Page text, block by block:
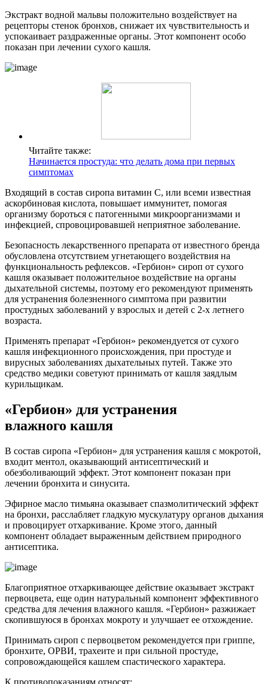
Экстракт водной мальвы положительно воздействует на
рецепторы стенок бронхов, снижает их чувствительность и
успокаивает раздраженные органы. Этот компонент особо
показан при лечении сухого кашля.
Читайте также:
Начинается простуда: что делать дома при первых
симптомах
Входящий в состав сиропа витамин С, или всеми известная
аскорбиновая кислота, повышает иммунитет, помогая
организму бороться с патогенными микроорганизмами и
инфекцией, спровоцировавшей неприятное заболевание.
Безопасность лекарственного препарата от известного бренда
обусловлена отсутствием угнетающего воздействия на
функциональность рефлексов. «Гербион» сироп от сухого
кашля оказывает положительное воздействие на органы
дыхательной системы, поэтому его рекомендуют применять
для устранения болезненного симптома при развитии
простудных заболеваний у взрослых и детей с 2-х летнего
возраста.
Применять препарат «Гербион» рекомендуется от сухого
кашля инфекционного происхождения, при простуде и
вирусных заболеваниях дыхательных путей. Также это
средство медики советуют принимать от кашля заядлым
курильщикам.
«Гербион» для устранения
влажного кашля
В состав сиропа «Гербион» для устранения кашля с мокротой,
входит ментол, оказывающий антисептический и
обезболивающий эффект. Этот компонент показан при
лечении бронхита и синусита.
Эфирное масло тимьяна оказывает спазмолитический эффект
на бронхи, расслабляет гладкую мускулатуру органов дыхания
и провоцирует отхаркивание. Кроме этого, данный
компонент обладает выраженным действием природного
антисептика.
Благоприятное отхаркивающее действие оказывает экстракт
первоцвета, еще один натуральный компонент эффективного
средства для лечения влажного кашля. «Гербион» разжижает
скопившуюся в бронхах мокроту и улучшает ее отхождение.
Принимать сироп с первоцветом рекомендуется при гриппе,
бронхите, ОРВИ, трахеите и при сильной простуде,
сопровождающейся кашлем спастического характера.
К противопоказаниям относят: